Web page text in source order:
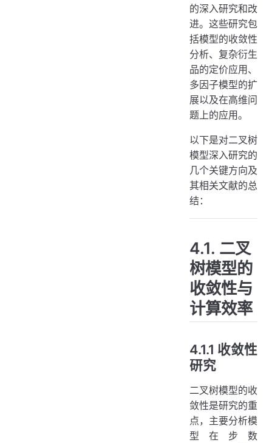
的深入研究和改
进。这些研究包
括模型的收敛性
分析、复杂衍生
品的定价应用、
多因子模型的扩
展以及在高维问
题上的应用。
以下是对二叉树
模型深入研究的
几个关键方向及
其相关文献的总
结：
4.1. 二叉
树模型的
收敛性与
计算效率
4.1.1 收敛性
研究
二叉树模型的收
敛性是研究的重
点，主要分析模
型在步数